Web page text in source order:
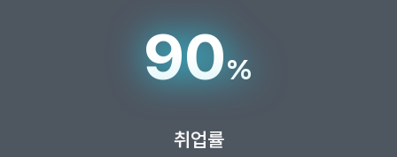
90%
취업률